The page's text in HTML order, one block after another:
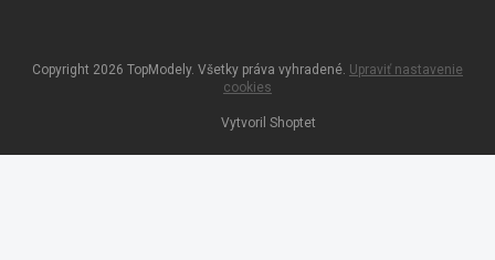
Vytvoril Shoptet
Copyright 2026 TopModely. Všetky práva vyhradené. Upraviť nastavenie
cookies